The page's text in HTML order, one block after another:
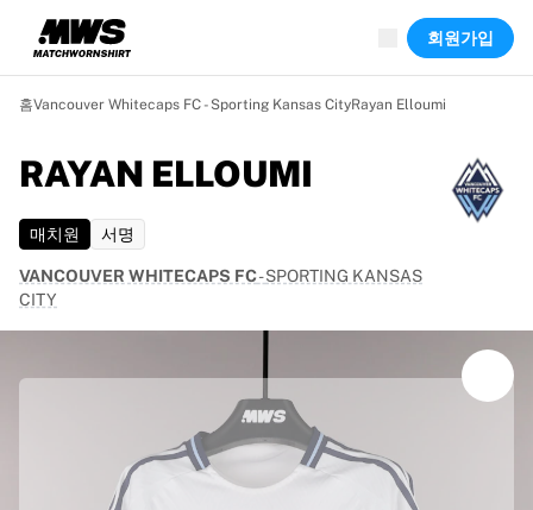
하이라이트
월드 챔피언십 경매
레전드 컬렉션
투르 드 프랑스
경매
곧 종료
숨은 보석
신규 등록
월드 챔피언십 경매
실착 유니폼
액자에 담긴 유니폼
회원가입
홈Vancouver Whitecaps FC - Sporting Kansas CityRayan Elloumi
RAYAN ELLOUMI
매치원 서명
VANCOUVER WHITECAPS FC-SPORTING KANSAS
CITY